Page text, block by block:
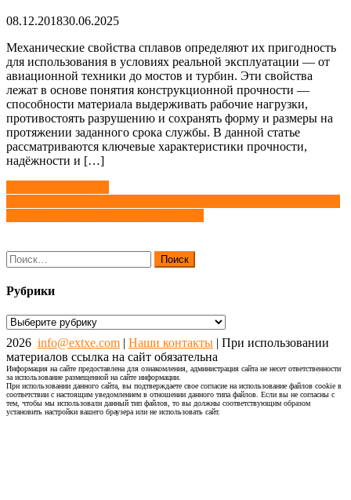
08.12.201830.06.2025
Механические свойства сплавов определяют их пригодность
для использования в условиях реальной эксплуатации — от
авиационной техники до мостов и турбин. Эти свойства
лежат в основе понятия конструкционной прочности —
способности материала выдерживать рабочие нагрузки,
противостоять разрушению и сохранять форму и размеры на
протяжении заданного срока службы. В данной статье
рассматриваются ключевые характеристики прочности,
надёжности и […]
Навигация
по
Найти:
Рубрики
Рубрики
2026 info@extxe.com Наши контакты | При использовании
материалов ссылка на сайт обязательна
Информация на сайте предоставлена для ознакомления, администрация сайта не несет ответственности
за использование размещенной на сайте информации.
При использовании данного сайта, вы подтверждаете свое согласие на использование файлов cookie в
соответствии с настоящим уведомлением в отношении данного типа файлов. Если вы не согласны с
тем, чтобы мы использовали данный тип файлов, то вы должны соответствующим образом
установить настройки вашего браузера или не использовать сайт.